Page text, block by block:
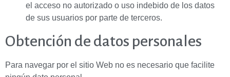
el acceso no autorizado o uso indebido de los datos
de sus usuarios por parte de terceros.
Obtención de datos personales
Para navegar por el sitio Web no es necesario que facilite